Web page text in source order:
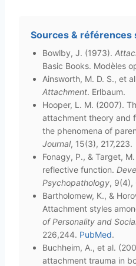
Sources & références
Bowlby, J. (1973).
Basic Books. Modèles
Ainsworth, M. D. S., et
Attachment. Erlbaum.
Hooper, L. M. (2007).
attachment theory and
the phenomena of
Journal, 15(3), 217,223.
Fonagy, P., & Target,
reflective function.
Psychopathology, 9(4),
Bartholomew, K., &
Attachment styles
of Personality and
226,244. PubMed.
Buchheim, A., et al.
attachment trauma in